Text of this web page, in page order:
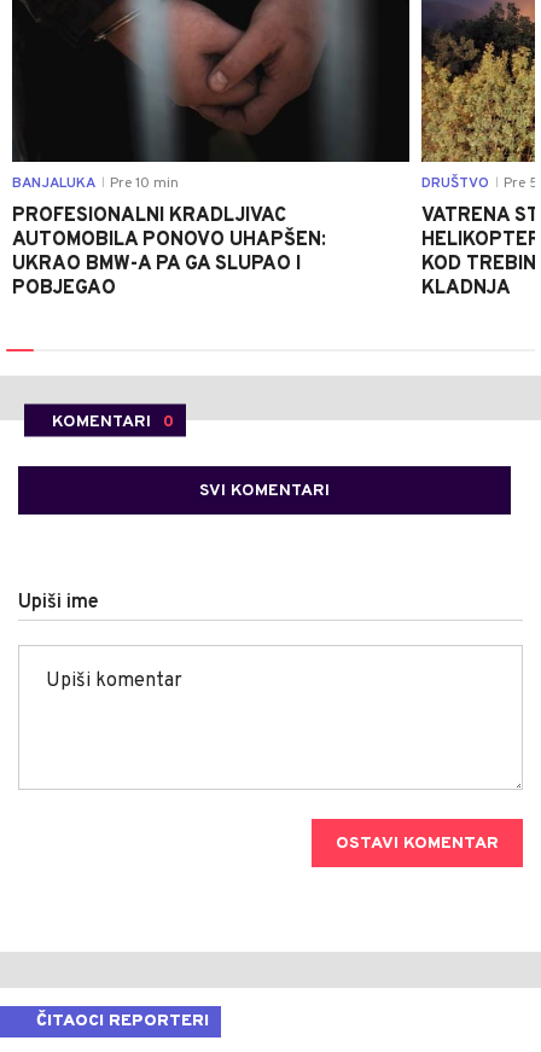
BANJALUKA Pre 10 min
PROFESIONALNI KRADLJIVAC
AUTOMOBILA PONOVO UHAPŠEN:
UKRAO BMW-A PA GA SLUPAO I
POBJEGAO
DRUŠTVO Pre
VATRENA
KOD
KLADNJA
KOMENTARI 0
SVI KOMENTARI
Upiši ime
OSTAVI KOMENTAR
ČITAOCI REPORTERI